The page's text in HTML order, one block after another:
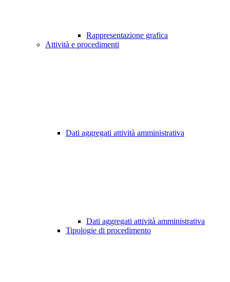
Rappresentazione grafica
Attività e procedimenti
Dati aggregati attività amministrativa
Dati aggregati attività amministrativa
Tipologie di procedimento